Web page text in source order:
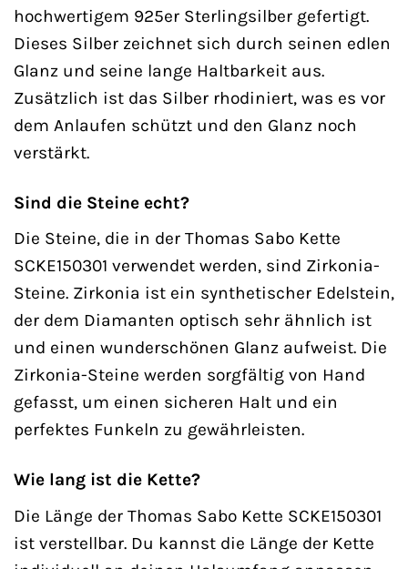
hochwertigem 925er Sterlingsilber gefertigt.
Dieses Silber zeichnet sich durch seinen edlen
Glanz und seine lange Haltbarkeit aus.
Zusätzlich ist das Silber rhodiniert, was es vor
dem Anlaufen schützt und den Glanz noch
verstärkt.
Sind die Steine echt?
Die Steine, die in der Thomas Sabo Kette
SCKE150301 verwendet werden, sind Zirkonia-
Steine. Zirkonia ist ein synthetischer Edelstein,
der dem Diamanten optisch sehr ähnlich ist
und einen wunderschönen Glanz aufweist. Die
Zirkonia-Steine werden sorgfältig von Hand
gefasst, um einen sicheren Halt und ein
perfektes Funkeln zu gewährleisten.
Wie lang ist die Kette?
Die Länge der Thomas Sabo Kette SCKE150301
ist verstellbar. Du kannst die Länge der Kette